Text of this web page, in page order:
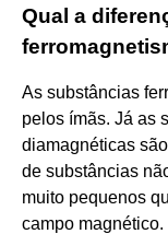
Qual a
As substâncias
pelos ímãs. Já as
diamagnéticas
de substâncias
muito pequenos
campo magnético.